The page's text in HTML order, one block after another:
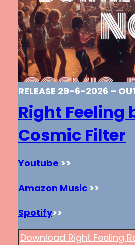
RELEASE 29-6-2026 –
Right Feeling
Cosmic Filter
Youtube >>
Amazon Music >>
Spotify>>
Download Right Feeling